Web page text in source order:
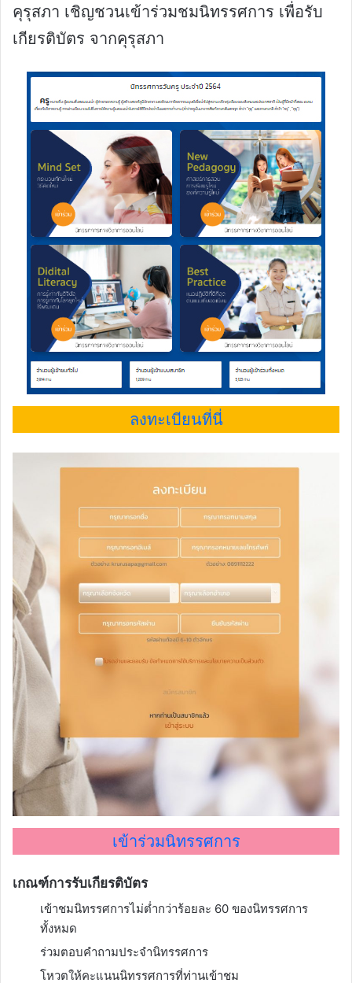
คุรุสภา เชิญชวนเข้าร่วมชมนิทรรศการ เพื่อรับ
เกียรติบัตร จากคุรุสภา
ลงทะเบียนที่นี่
เข้าร่วมนิทรรศการ
เกณฑ์การรับเกียรติบัตร
เข้าชมนิทรรศการไม่ต่ำกว่าร้อยละ 60 ของนิทรรศการ
ทั้งหมด
ร่วมตอบคำถามประจำนิทรรศการ
โหวตให้คะแนนนิทรรศการที่ท่านเข้าชม